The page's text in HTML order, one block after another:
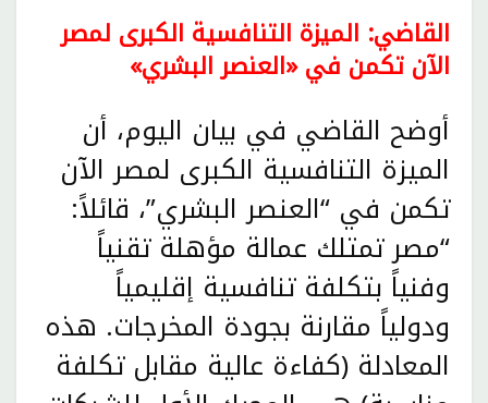
القاضي: الميزة التنافسية الكبرى لمصر
الآن تكمن في «العنصر البشري»
أوضح القاضي في بيان اليوم، أن
الميزة التنافسية الكبرى لمصر الآن
تكمن في “العنصر البشري”، قائلاً:
“مصر تمتلك عمالة مؤهلة تقنياً
وفنياً بتكلفة تنافسية إقليمياً
ودولياً مقارنة بجودة المخرجات. هذه
المعادلة (كفاءة عالية مقابل تكلفة